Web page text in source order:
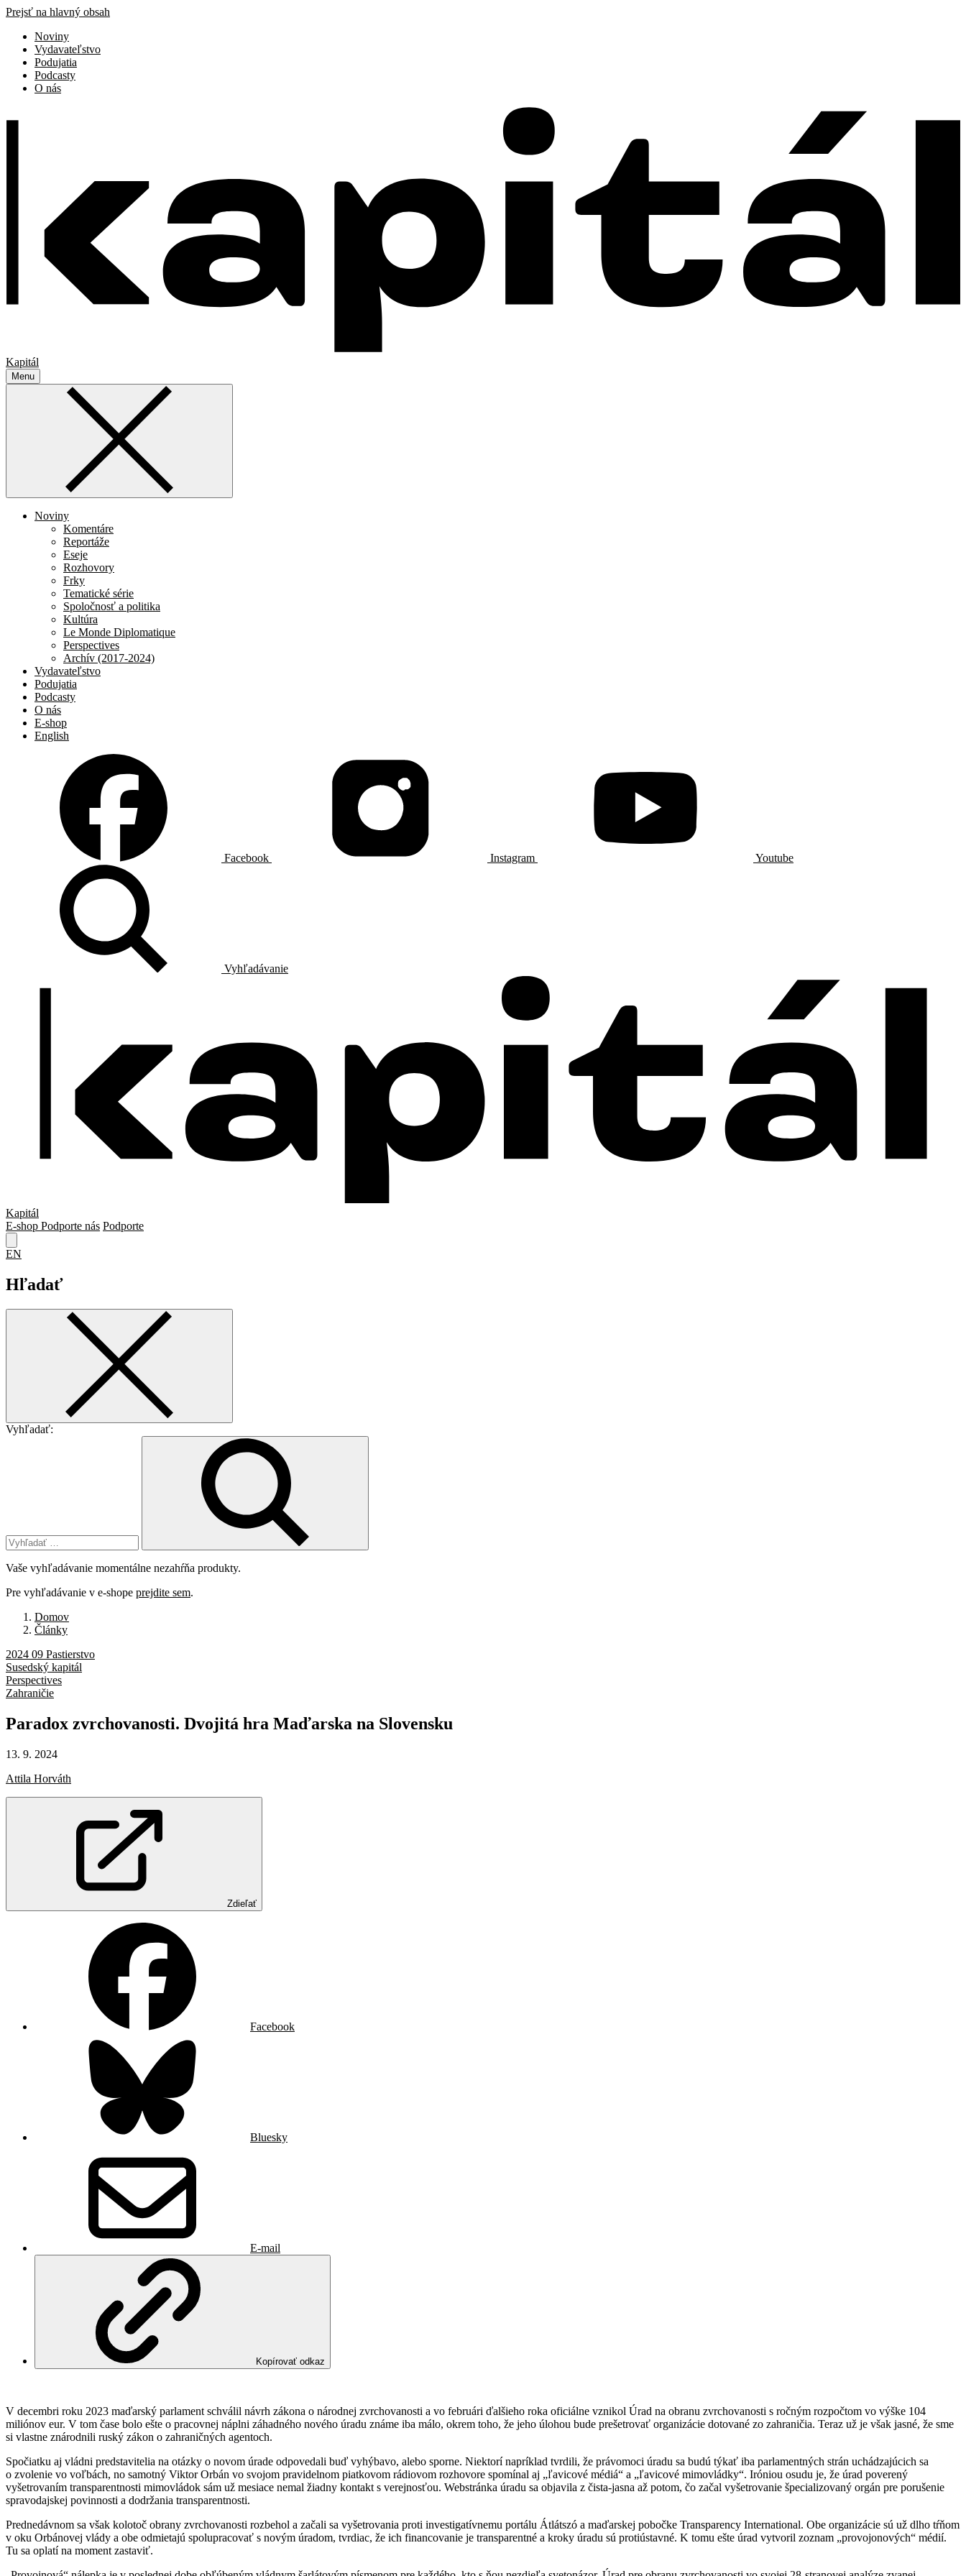
Prejsť na hlavný obsah
Noviny
Vydavateľstvo
Podujatia
Podcasty
O nás
Kapitál
Menu
Noviny
Komentáre
Reportáže
Eseje
Rozhovory
Frky
Tematické série
Spoločnosť a politika
Kultúra
Le Monde Diplomatique
Perspectives
Archív (2017-2024)
Vydavateľstvo
Podujatia
Podcasty
O nás
E-shop
English
Facebook Instagram Youtube
Vyhľadávanie
Kapitál
E-shop Podporte nás Podporte
EN
Hľadať
Vyhľadať:
Vaše vyhľadávanie momentálne nezahŕňa produkty.
Pre vyhľadávanie v e-shope prejdite sem.
Domov
Články
2024 09 Pastierstvo
Susedský kapitál
Perspectives
Zahraničie
Paradox zvrchovanosti. Dvojitá hra Maďarska na Slovensku
13. 9. 2024
Attila Horváth
Zdieľať
Facebook
Bluesky
E-mail
Kopírovať odkaz
V decembri roku 2023 maďarský parlament schválil návrh zákona o národnej zvrchovanosti a vo februári ďalšieho roka oficiálne vznikol Úrad na obranu zvrchovanosti s ročným rozpočtom vo výške 104
miliónov eur. V tom čase bolo ešte o pracovnej náplni záhadného nového úradu známe iba málo, okrem toho, že jeho úlohou bude prešetrovať organizácie dotované zo zahraničia. Teraz už je však jasné, že sme
si vlastne znárodnili ruský zákon o zahraničných agentoch.
Spočiatku aj vládni predstavitelia na otázky o novom úrade odpovedali buď vyhýbavo, alebo sporne. Niektorí napríklad tvrdili, že právomoci úradu sa budú týkať iba parlamentných strán uchádzajúcich sa
o zvolenie vo voľbách, no samotný Viktor Orbán vo svojom pravidelnom piatkovom rádiovom rozhovore spomínal aj „ľavicové médiá“ a „ľavicové mimovládky“. Iróniou osudu je, že úrad poverený
vyšetrovaním transparentnosti mimovládok sám už mesiace nemal žiadny kontakt s verejnosťou. Webstránka úradu sa objavila z čista-jasna až potom, čo začal vyšetrovanie špecializovaný orgán pre porušenie
spravodajskej povinnosti a dodržania transparentnosti.
Prednedávnom sa však kolotoč obrany zvrchovanosti rozbehol a začali sa vyšetrovania proti investigatívnemu portálu Átlátszó a maďarskej pobočke Transparency International. Obe organizácie sú už dlho tŕňom
v oku Orbánovej vlády a obe odmietajú spolupracovať s novým úradom, tvrdiac, že ich financovanie je transparentné a kroky úradu sú protiústavné. K tomu ešte úrad vytvoril zoznam „provojonových“ médií.
Tu sa oplatí na moment zastaviť.